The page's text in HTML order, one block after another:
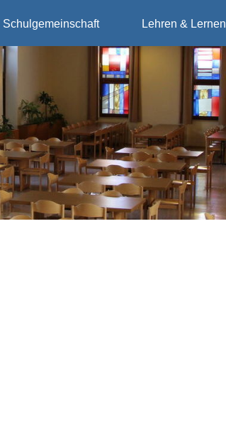
Schulgemeinschaft Lehren & Lernen